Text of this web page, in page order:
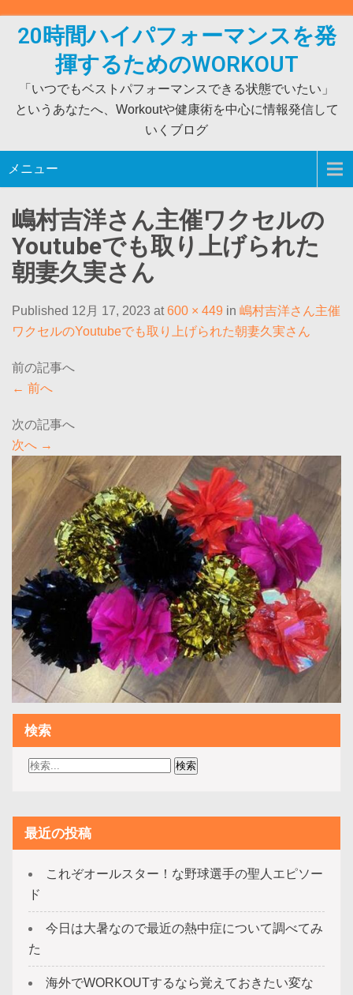
20時間ハイパフォーマンスを発
揮するためのWORKOUT
「いつでもベストパフォーマンスできる状態でいたい」
というあなたへ、Workoutや健康術を中心に情報発信して
いくブログ
メニュー
嶋村吉洋さん主催ワクセルの
Youtubeでも取り上げられた
朝妻久実さん
Published 12月 17, 2023 at600 × 449 in 嶋村吉洋さん主催
ワクセルのYoutubeでも取り上げられた朝妻久実さん
← 前へ
次へ →
検索
最近の投稿
これぞオールスター！な野球選手の聖人エピソー
ド
今日は大暑なので最近の熱中症について調べてみ
た
海外でWORKOUTするなら覚えておきたい変な